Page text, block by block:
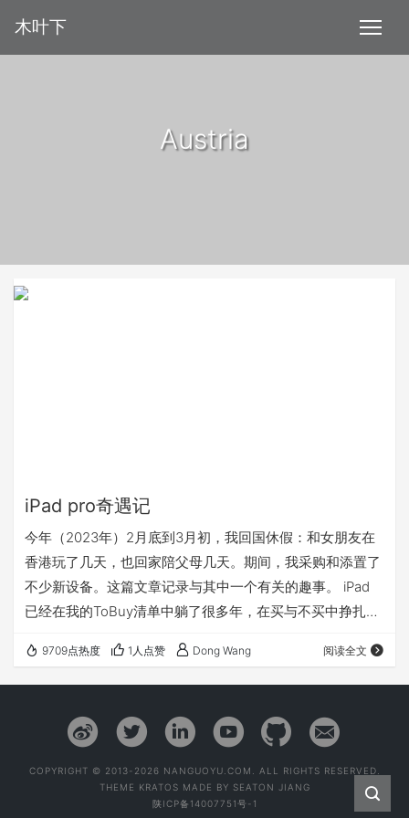
木叶下
Austria
iPad pro奇遇记
今年（2023年）2月底到3月初，我回国休假：和女朋友在
香港玩了几天，也回家陪父母几天。期间，我采购和添置了
不少新设备。这篇文章记录与其中一个有关的趣事。 iPad
已经在我的ToBuy清单中躺了很多年，在买与不买中挣扎
英寸 iPad Pro 无线局域网 + 蜂窝网络机型 256GB - 深空灰
色 (第五代)。也顺带买了翻新 Apple Pencil (第二代) 。两件
中国Apple …
9709点热度 1人点赞 Dong Wang 阅读全文
COPYRIGHT © 2013-2026 NANGUOYU.COM. ALL RIGHTS RESERVED.
THEME KRATOS MADE BY SEATON JIANG
陕ICP备14007751号-1